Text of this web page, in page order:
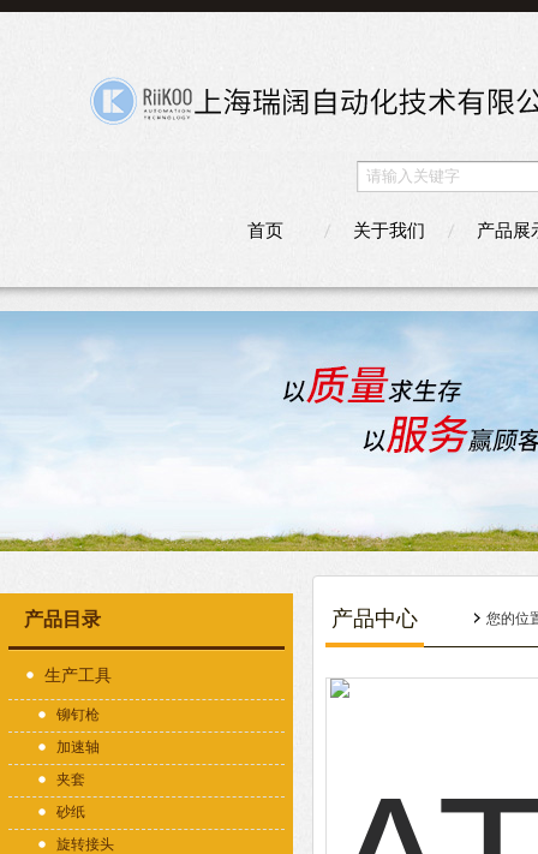
首页 关于我们 产品展
产品目录
生产工具
铆钉枪
加速轴
夹套
砂纸
旋转接头
产品中心 您的位